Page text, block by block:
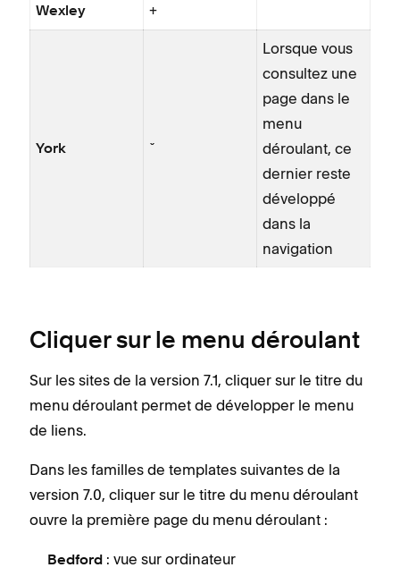
Wexley +
York ˇ
Lorsque vous
consultez une
page dans le
menu
déroulant, ce
dernier reste
développé
dans la
navigation
Cliquer sur le menu déroulant
Sur les sites de la version 7.1, cliquer sur le titre du
menu déroulant permet de développer le menu
de liens.
Dans les familles de templates suivantes de la
version 7.0, cliquer sur le titre du menu déroulant
ouvre la première page du menu déroulant :
Bedford : vue sur ordinateur